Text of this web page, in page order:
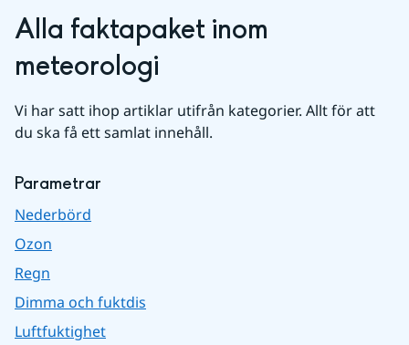
Alla faktapaket inom
meteorologi
Vi har satt ihop artiklar utifrån kategorier. Allt för att
du ska få ett samlat innehåll.
Parametrar
Nederbörd
Ozon
Regn
Dimma och fuktdis
Luftfuktighet